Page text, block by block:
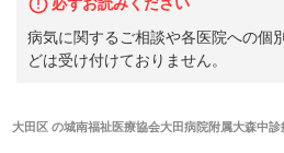
病気に関するご相談や各医院への個
どは受け付けておりません。
大田区の城南福祉医療協会大田病院附属大森中診